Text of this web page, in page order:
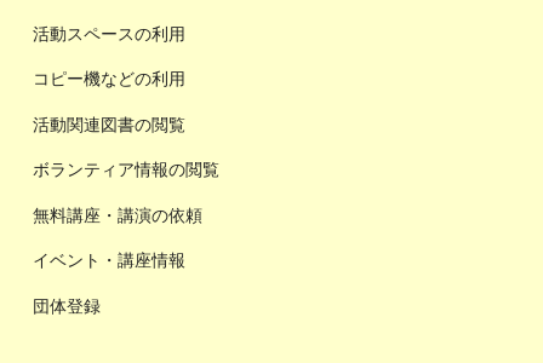
活動スペースの利用
コピー機などの利用
活動関連図書の閲覧
ボランティア情報の閲覧
無料講座・講演の依頼
イベント・講座情報
団体登録